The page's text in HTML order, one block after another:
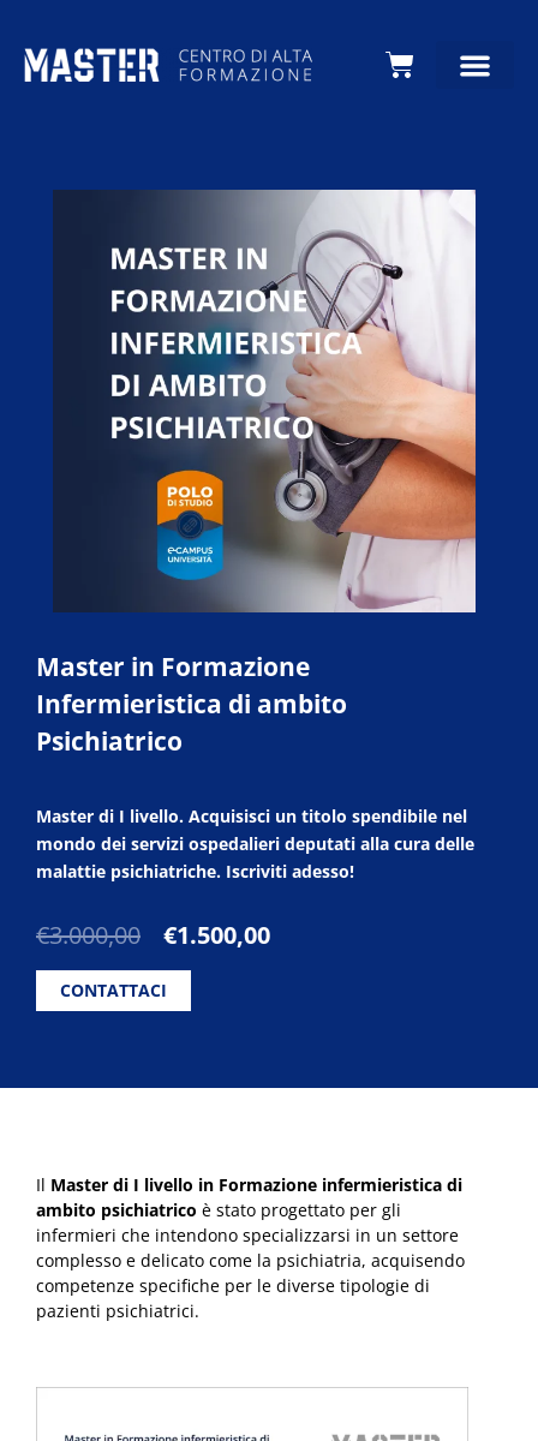
Carrello
Master in Formazione
Infermieristica di ambito
Psichiatrico
Master di I livello. Acquisisci un titolo spendibile nel
mondo dei servizi ospedalieri deputati alla cura delle
malattie psichiatriche. Iscriviti adesso!
€3.000,00
Il
originale
era:
€1.500,00Il
CONTATTACI
Il Master di I livello in Formazione infermieristica di
ambito psichiatrico è stato progettato per gli
infermieri che intendono specializzarsi in un settore
complesso e delicato come la psichiatria, acquisendo
competenze specifiche per le diverse tipologie di
pazienti psichiatrici.